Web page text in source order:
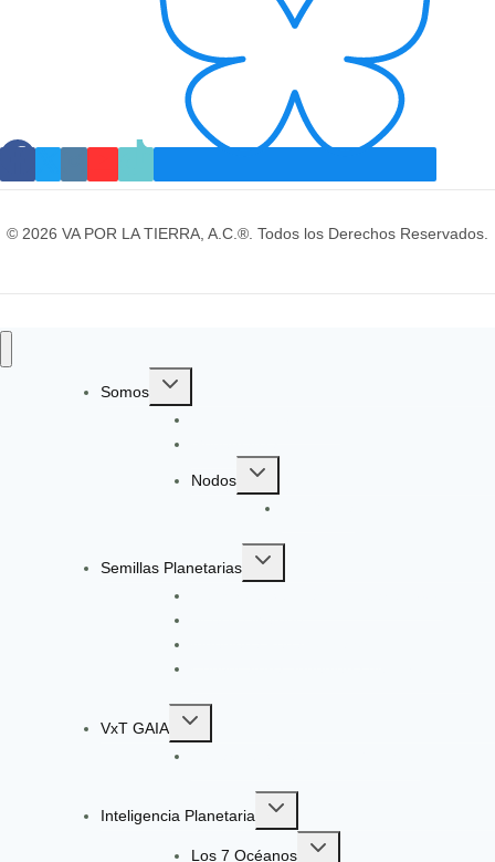
© 2026 VA POR LA TIERRA, A.C.®. Todos los Derechos Reservados.
Somos
Toggle
child
menu
Nodos
Toggle
child
menu
Semillas Planetarias
Toggle
child
VxT GAIA
Toggle
child
menu
Inteligencia Planetaria
Toggle
child
Los 7 Océanos
Toggle